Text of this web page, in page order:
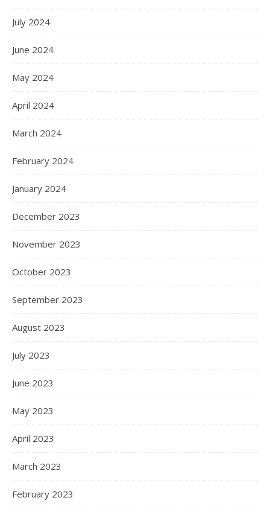
July 2024
June 2024
May 2024
April 2024
March 2024
February 2024
January 2024
December 2023
November 2023
October 2023
September 2023
August 2023
July 2023
June 2023
May 2023
April 2023
March 2023
February 2023